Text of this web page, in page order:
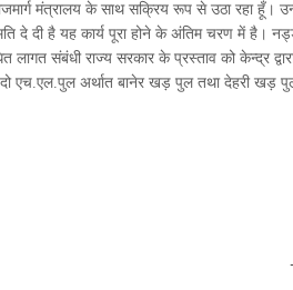
मंत्रालय के साथ सक्रिय रूप से उठा रहा हूँ।
दे दी है यह कार्य पूरा होने के अंतिम चरण में है।
लागत संबंधी राज्य सरकार के प्रस्ताव को केन्द्र
एच.एल.पुल अर्थात बानेर खड़ पुल तथा देहरी खड़